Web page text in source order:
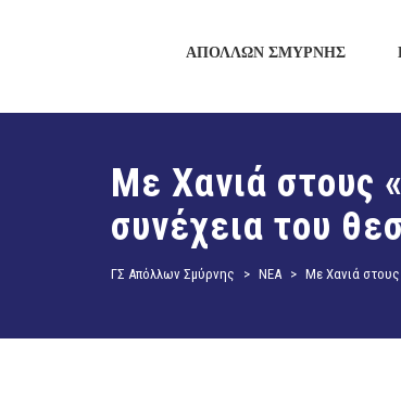
ΑΠΟΛΛΩΝ ΣΜΥΡΝΗΣ
Με Χανιά στους
συνέχεια του
ΓΣ Απόλλων Σμύρνης > ΝΕΑ > Με Χανιά